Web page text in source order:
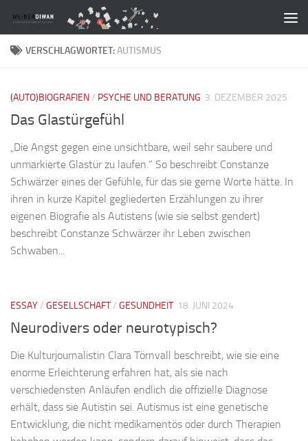
Zum Inhalt springen
VERSCHLAGWORTET:AUTISMUS
(AUTO)BIOGRAFIEN/ PSYCHE UND BERATUNG 3. DEZEMBER 2025
Das Glastürgefühl
„Die Angst gegen eine unsichtbare, weil sehr saubere und
unmarkierte Glastür zu laufen.” So beschreibt Constanze
Schwärzer eines der Gefühle, für das sie gerne Worte hätte. In
ihren in kurze Kapitel gegliederten Erzählungen zu ihrer
eigenen Biografie als Autistens (wie sie selbst gendert)
beschreibt Constanze Schwärzer ihr Leben zwischen
Schwaben...
ESSAY/ GESELLSCHAFT/ GESUNDHEIT 18. JUNI 2024
Neurodivers oder neurotypisch?
Die Kulturjournalistin Clara Törnvall beschreibt, wie sie eine
enorme Erleichterung erfahren hat, als sie nach
verschiedensten Anläufen endlich die offizielle Diagnose
erhält, dass sie Autistin sei. Autismus ist eine genetische
Entwicklung, die nicht medikamentös oder durch Therapien